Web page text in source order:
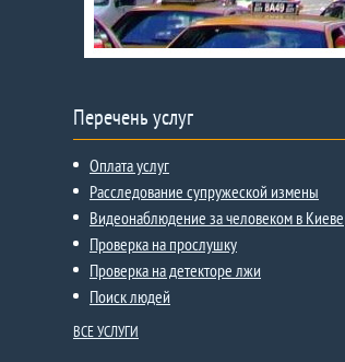
Перечень услуг
Оплата услуг
Расследование супружеской измены
Видеонаблюдение за человеком в Киеве
Проверка на прослушку
Проверка на детекторе лжи
Поиск людей
ВСЕ УСЛУГИ